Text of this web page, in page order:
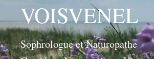
VOISVENEL
Sophrologue et Naturopathe